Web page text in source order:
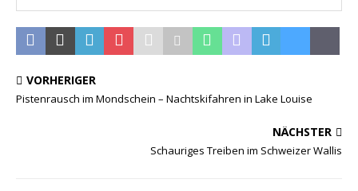
VORHERIGER
Pistenrausch im Mondschein – Nachtskifahren in Lake Louise
NÄCHSTER
Schauriges Treiben im Schweizer Wallis